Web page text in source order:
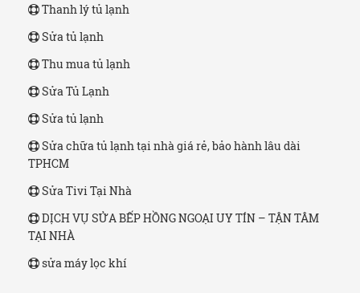
Thanh lý tủ lạnh
Sửa tủ lạnh
Thu mua tủ lạnh
Sửa Tủ Lạnh
Sửa tủ lạnh
Sửa chữa tủ lạnh tại nhà giá rẻ, bảo hành lâu dài
TPHCM
Sửa Tivi Tại Nhà
DỊCH VỤ SỬA BẾP HỒNG NGOẠI UY TÍN – TẬN TÂM
TẠI NHÀ
sửa máy lọc khí